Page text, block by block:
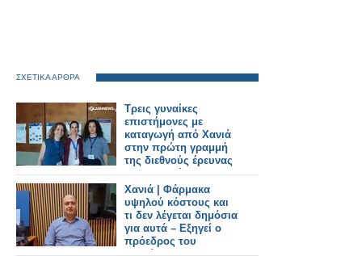
ΣΧΕΤΙΚΑ ΑΡΘΡΑ
Τρεις γυναίκες
επιστήμονες με
καταγωγή από Χανιά
στην πρώτη γραμμή
της διεθνούς έρευνας
στη φυσική
Χανιά | Φάρμακα
υψηλού κόστους και
τι δεν λέγεται δημόσια
για αυτά – Εξηγεί ο
πρόεδρος του